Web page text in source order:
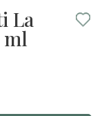
La
ml